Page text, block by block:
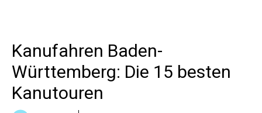
Kanufahren Baden-
Württemberg: Die 15 besten
Kanutouren